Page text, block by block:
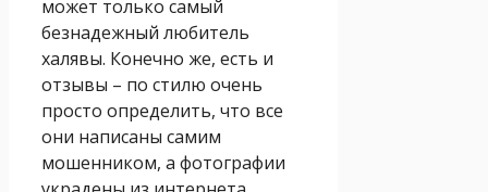
может только самый
безнадежный любитель
халявы. Конечно же, есть и
отзывы – по стилю очень
просто определить, что все
они написаны самим
мошенником, а фотографии